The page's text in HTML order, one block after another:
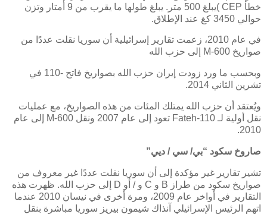
خطأ ( CEP
يبلغ 500 متر. يبلغ طولها ما يقرب من 9 أمتار وتزن
حوالي 3450 كغ عند الإطلاق.
في عام 2010، زعمت تقارير إسرائيلية أن سوريا نقلت عددًا من
صواريخ M-600 إلى حزب الله
وبحسب ما ورد زودت إيران حزب الله بصواريخ فاتح -110 في
تشرين الثاني 2014.
ويُعتقد أن حزب الله يمتلك المئات من هذه الصواريخ، مع عمليات
نقل أولية لـ Fateh-110 تعود إلى عام 2007 ونقل M-600
إلى عام
2010.
صاروخ سكود “بي/ سي / ديي”
تشير تقارير غير مؤكدة إلى أن سوريا نقلت عددًا غير معروف من
صواريخ سكود من طراز B و C و / أو D
إلى حزب الله. ظهرت هذه
التقارير في أواخر عام 2009، ومرة ​​أخرى في نيسان 2010 عندما
اتهم الرئيس الإسرائيلي آنذاك شيمون بيريز سوريا مباشرة بنقل